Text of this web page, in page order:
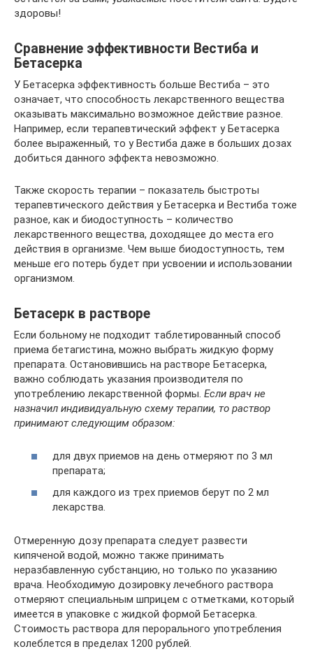
здоровы!
Сравнение эффективности Вестиба и
Бетасерка
У Бетасерка эффективность больше Вестиба – это
означает, что способность лекарственного вещества
оказывать максимально возможное действие разное.
Например, если терапевтический эффект у Бетасерка
более выраженный, то у Вестиба даже в больших дозах
добиться данного эффекта невозможно.
Также скорость терапии – показатель быстроты
терапевтического действия у Бетасерка и Вестиба тоже
разное, как и биодоступность – количество
лекарственного вещества, доходящее до места его
действия в организме. Чем выше биодоступность, тем
меньше его потерь будет при усвоении и использовании
организмом.
Бетасерк в растворе
Если больному не подходит таблетированный способ
приема бетагистина, можно выбрать жидкую форму
препарата. Остановившись на растворе Бетасерка,
важно соблюдать указания производителя по
употреблению лекарственной формы. Если врач не
назначил индивидуальную схему терапии, то раствор
принимают следующим образом:
для двух приемов на день отмеряют по 3 мл
препарата;
для каждого из трех приемов берут по 2 мл
лекарства.
Отмеренную дозу препарата следует развести
кипяченой водой, можно также принимать
неразбавленную субстанцию, но только по указанию
врача. Необходимую дозировку лечебного раствора
отмеряют специальным шприцем с отметками, который
имеется в упаковке с жидкой формой Бетасерка.
Стоимость раствора для перорального употребления
колеблется в пределах 1200 рублей.